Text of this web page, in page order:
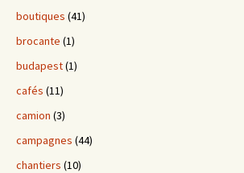
boutiques (41)
brocante (1)
budapest(1)
cafés (11)
camion (3)
campagnes (44)
chantiers (10)